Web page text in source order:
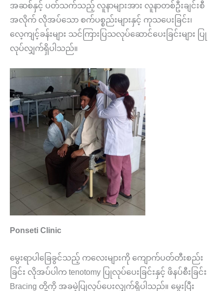
အဆစ်နှင့် ပတ်သက်သည့် လူနာများအား လူနာတစ်ဦးချင်းစီ
အလိုက် လိုအပ်သော စက်ပစ္စည်းများနှင့် ကုသပေးခြင်း၊
လေ့ကျင့်ခန်းများ သင်ကြားပြသလုပ်ဆောင်ပေးခြင်းများ ပြု
လုပ်လျှက်ရှိပါသည်။
Ponseti Clinic
မွေးရာပါခြေခွင်သည့် ကလေးများကို ကျောက်ပတ်တီးစည်း
ခြင်း လိုအပ်ပါက tenotomy ပြုလုပ်ပေးခြင်းနှင့် ဖိနပ်စီးခြင်း
Bracing တို့ကို အခမဲ့ပြုလုပ်ပေးလျှက်ရှိပါသည်။ မွေးပြီး